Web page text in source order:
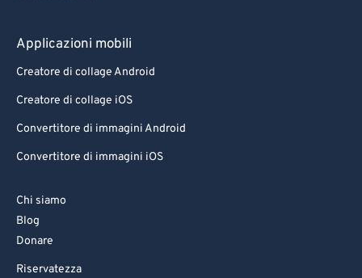
Applicazioni mobili
Creatore di collage Android
Creatore di collage iOS
Convertitore di immagini Android
Convertitore di immagini iOS
Chi siamo
Blog
Donare
Riservatezza